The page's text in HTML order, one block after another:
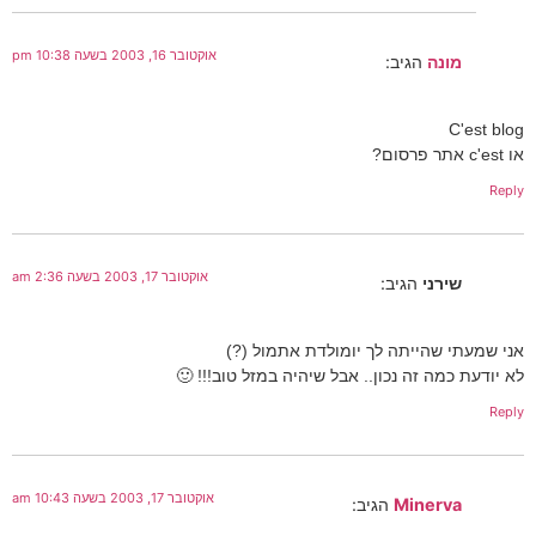
מונה הגיב: אוקטובר 16, 2003 בשעה 10:38 pm
C'est blog
או c'est אתר פרסום?
Reply
שירני הגיב: אוקטובר 17, 2003 בשעה 2:36 am
אני שמעתי שהייתה לך יומולדת אתמול (?)
לא יודעת כמה זה נכון.. אבל שיהיה במזל טוב!!! 🙂
Reply
Minerva הגיב: אוקטובר 17, 2003 בשעה 10:43 am